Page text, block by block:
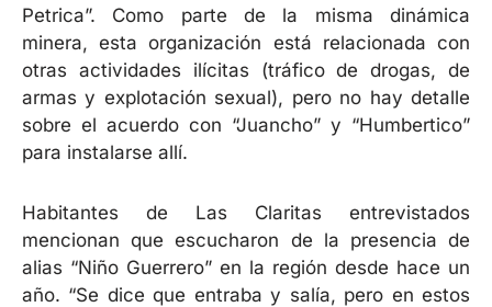
Petrica”. Como parte de la misma dinámica
minera, esta organización está relacionada con
otras actividades ilícitas (tráfico de drogas, de
armas y explotación sexual), pero no hay detalle
sobre el acuerdo con “Juancho” y “Humbertico”
para instalarse allí.
Habitantes de Las Claritas entrevistados
mencionan que escucharon de la presencia de
alias “Niño Guerrero” en la región desde hace un
año. “Se dice que entraba y salía, pero en estos